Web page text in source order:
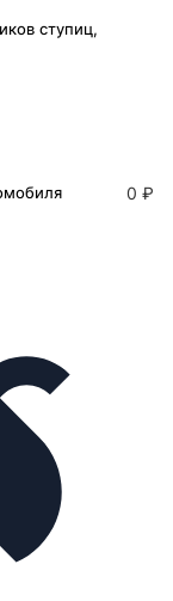
ступиц,
0 ₽